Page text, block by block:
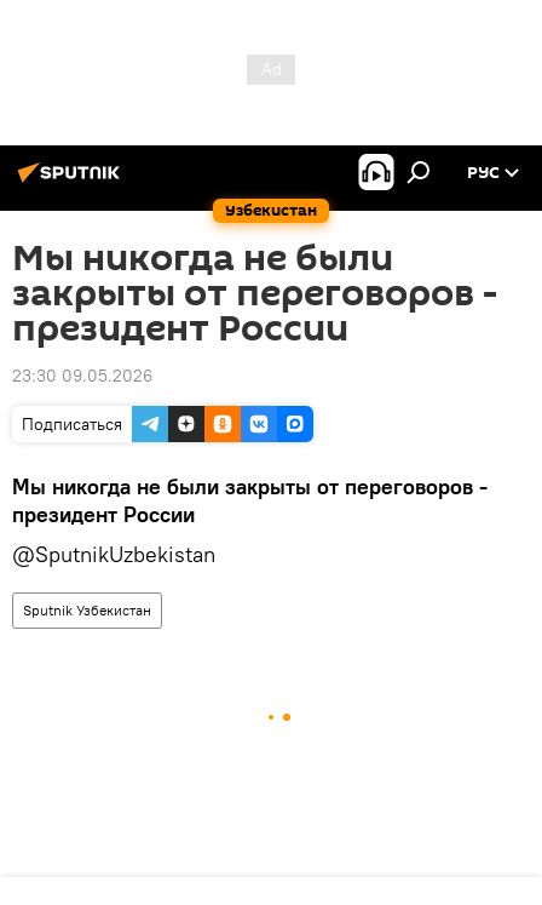
Узбекистан
РУС
Мы никогда не были
закрыты от переговоров -
президент России
23:30 09.05.2026
Подписаться
Мы никогда не были закрыты от переговоров -
президент России
@SputnikUzbekistan
Sputnik Узбекистан